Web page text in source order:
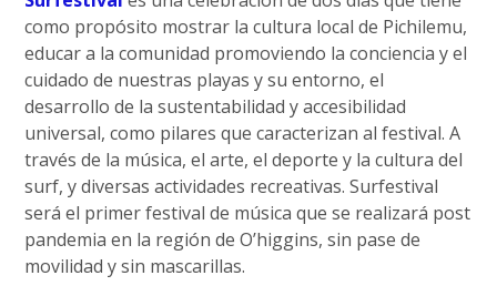
como propósito mostrar la cultura local de Pichilemu,
educar a la comunidad promoviendo la conciencia y el
cuidado de nuestras playas y su entorno, el
desarrollo de la sustentabilidad y accesibilidad
universal, como pilares que caracterizan al festival. A
través de la música, el arte, el deporte y la cultura del
surf, y diversas actividades recreativas. Surfestival
será el primer festival de música que se realizará post
pandemia en la región de O’higgins, sin pase de
movilidad y sin mascarillas.